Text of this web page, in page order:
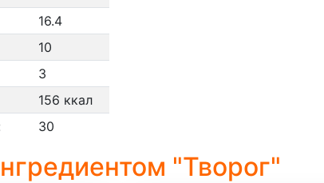
16.4
10
3
156 ккал
30
"Творог"